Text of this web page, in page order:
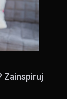
Zainspiruj